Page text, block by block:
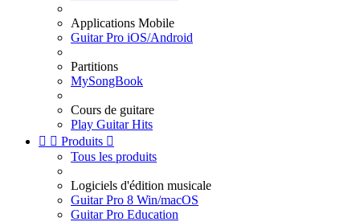
Applications Mobile
Guitar Pro iOS/Android
Partitions
MySongBook
Cours de guitare
Play Guitar Hits
  Produits 
Tous les produits
Logiciels d'édition musicale
Guitar Pro 8 Win/macOS
Guitar Pro Education